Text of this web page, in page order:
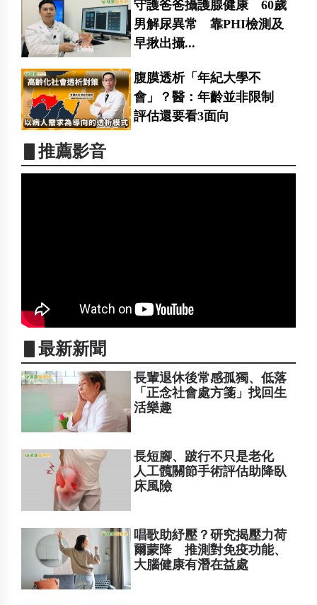
守護爸爸攝護腺健康 60歲
男解尿異常 靠PHI檢測及
早揪出攝...
腹膜透析「年紀大學不
會」？醫：年齡並非限制
評估還要看3面向
▋推薦影音
▋最新新聞
長輩退休後常感孤獨、低落
「正念社會處方箋」找回生
活樂趣
長短腳、跛行不只是老化
人工髖關節手術評估助降臥
床風險
唱歌助紓壓？研究揭壓力荷
爾蒙降 推測對免疫功能、
大腦健康有潛在益處